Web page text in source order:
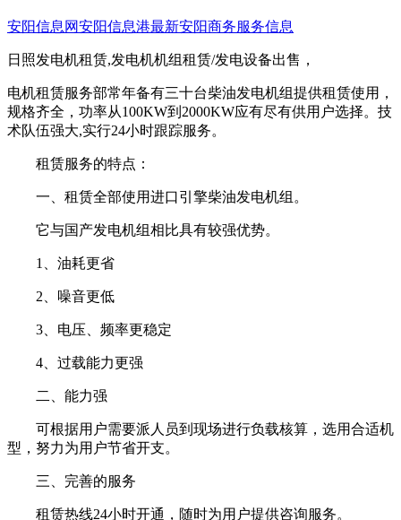
安阳信息网安阳信息港最新安阳商务服务信息
日照发电机租赁,发电机机组租赁/发电设备出售，
电机租赁服务部常年备有三十台柴油发电机组提供租赁使用，
规格齐全，功率从100KW到2000KW应有尽有供用户选择。技
术队伍强大,实行24小时跟踪服务。
租赁服务的特点：
一、租赁全部使用进口引擎柴油发电机组。
它与国产发电机组相比具有较强优势。
1、油耗更省
2、噪音更低
3、电压、频率更稳定
4、过载能力更强
二、能力强
可根据用户需要派人员到现场进行负载核算，选用合适机
型，努力为用户节省开支。
三、完善的服务
租赁热线24小时开通，随时为用户提供咨询服务。